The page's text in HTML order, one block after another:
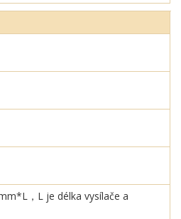
，L je délka vysílače a